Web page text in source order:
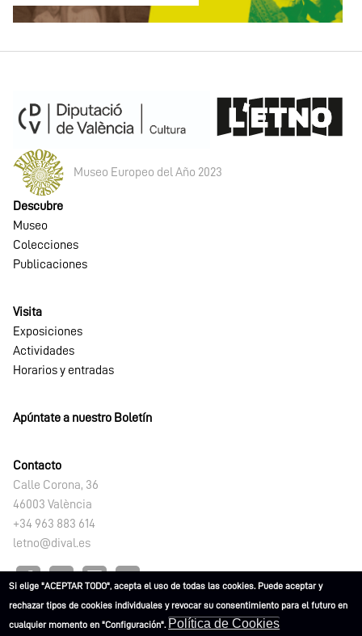
Museo Europeo del Año 2023
Descubre
Museo
Colecciones
Publicaciones
Visita
Exposiciones
Actividades
Horarios y entradas
Apúntate a nuestro Boletín
Contacto
Calle Corona, 36
46003 València
+34 963 883 614
letno@dival.es
Si elige "ACEPTAR TODO", acepta el uso de todas las cookies. Puede aceptar y
rechazar tipos de cookies individuales y revocar su consentimiento para el futuro en
cualquier momento en "Configuración". Política de Cookies